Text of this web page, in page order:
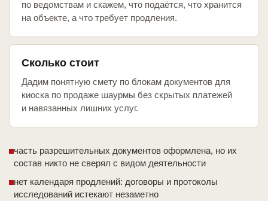
по ведомствам и скажем, что подаётся, что хранится
на объекте, а что требует продления.
Сколько стоит
Дадим понятную смету по блокам документов для
киоска по продаже шаурмы без скрытых платежей
и навязанных лишних услуг.
часть разрешительных документов оформлена, но их
состав никто не сверял с видом деятельности
нет календаря продлений: договоры и протоколы
исследований истекают незаметно